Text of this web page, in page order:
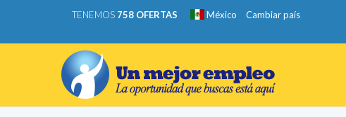
TENEMOS 758 OFERTAS México Cambiar país